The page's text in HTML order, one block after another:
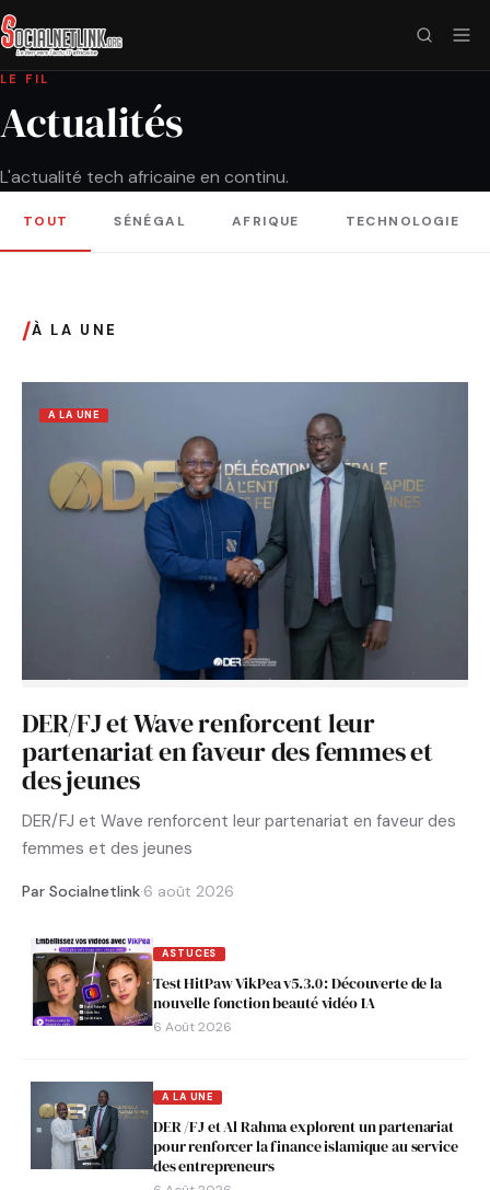
LE FIL
Actualités
L'actualité tech africaine en continu.
TOUT SÉNÉGAL AFRIQUE TECHNOLOGIE
/À LA UNE
A LA UNE
DER/FJ et Wave renforcent leur
partenariat en faveur des femmes et
des jeunes
DER/FJ et Wave renforcent leur partenariat en faveur des
femmes et des jeunes
Par Socialnetlink·6 août 2026
ASTUCES
Test HitPaw VikPea v5.3.0 : Découverte de la
nouvelle fonction beauté vidéo IA
6 Août 2026
A LA UNE
DER /FJ et Al Rahma explorent un partenariat
pour renforcer la finance islamique au service
des entrepreneurs